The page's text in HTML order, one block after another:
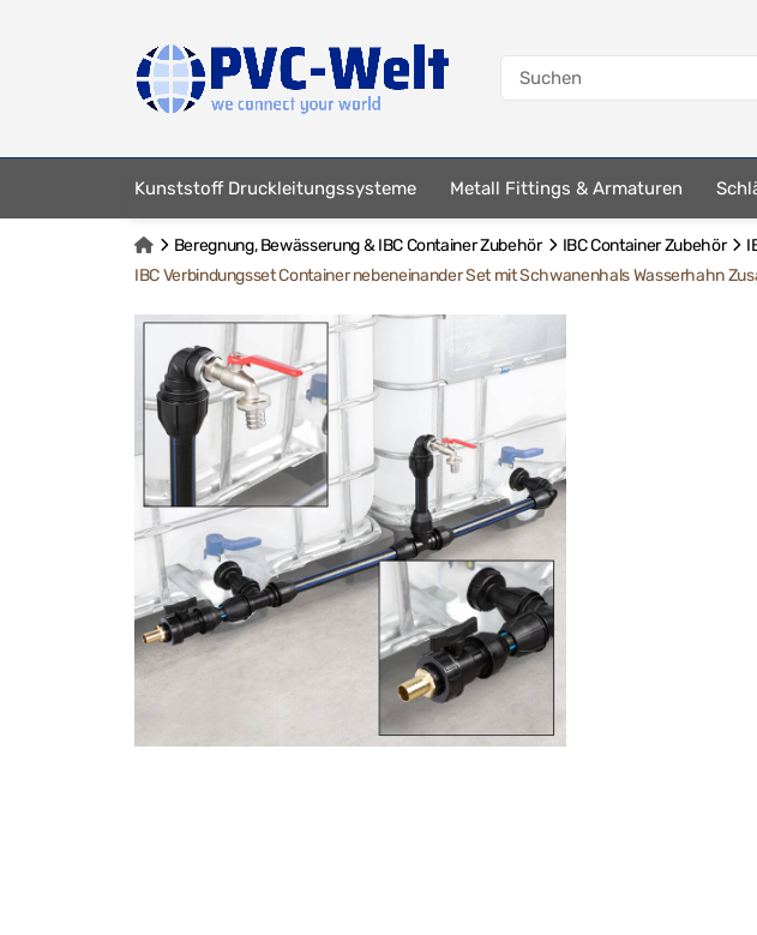
Kunststoff Druckleitungssysteme Metall Fittings & Armaturen
Beregnung, Bewässerung & IBC Container Zubehör IBC Container Zubehör
IBC Verbindungsset Container nebeneinander Set mit Schwanenhals Wasserhahn